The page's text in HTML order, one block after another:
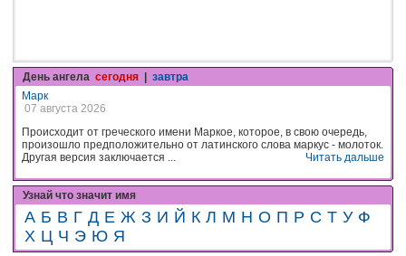
День ангела сегодня | завтра
Марк
07 августа 2026
Происходит от греческого имени Маркое, которое, в свою очередь,
произошло предположительно от латинского слова маркус - молоток.
Другая версия заключается ...
Читать дальше
Узнай что значит имя
А Б В Г Д Е Ж З И Й К Л М Н О П Р С Т У Ф
Х Ц Ч Э Ю Я